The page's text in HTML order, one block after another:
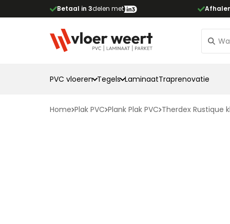
Betaal in 3delen met
PVC vloeren Tegels LaminaatTraprenovatie
Home Plak PVC Plank Plak PVC Therdex Rustique